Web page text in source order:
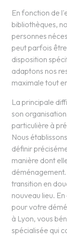
En fonction de
bibliothèques,
personnes
peut parfois
disposition
adaptons nos
maximale tout
La principale
son
particulière à
Nous
définir
manière dont
transition en
nouveau lieu.
pour votre
à Lyon, vous
spécialisée qui